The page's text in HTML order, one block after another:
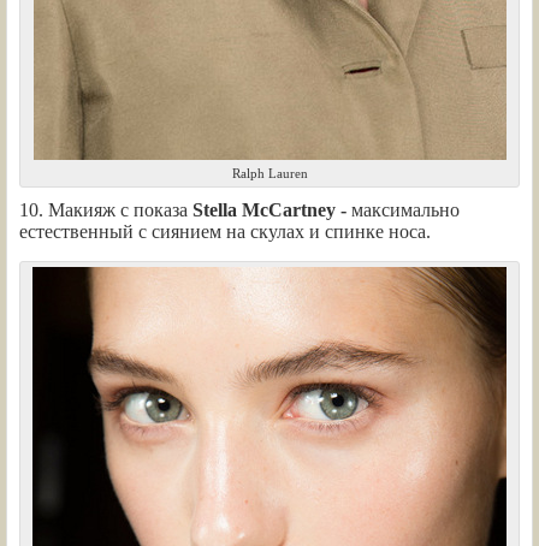
Ralph Lauren
10. Макияж с показа Stella McCartney - максимально
естественный с сиянием на скулах и спинке носа.